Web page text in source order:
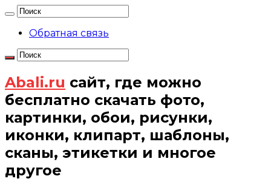
Обратная связь
Abali.ru сайт, где можно
бесплатно скачать фото,
картинки, обои, рисунки,
иконки, клипарт, шаблоны,
сканы, этикетки и многое
другое